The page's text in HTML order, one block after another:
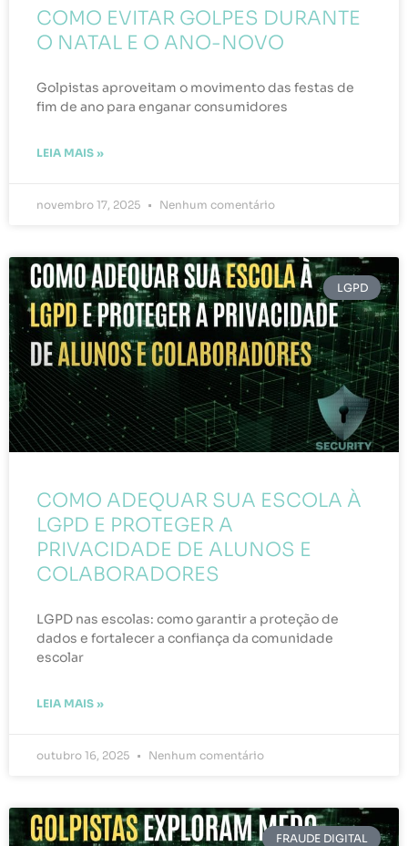
COMO EVITAR GOLPES DURANTE
O NATAL E O ANO-NOVO
Golpistas aproveitam o movimento das festas de
fim de ano para enganar consumidores
LEIA MAIS »
novembro 17, 2025 Nenhum comentário
LGPD
COMO ADEQUAR SUA ESCOLA À
LGPD E PROTEGER A
PRIVACIDADE DE ALUNOS E
COLABORADORES
LGPD nas escolas: como garantir a proteção de
dados e fortalecer a confiança da comunidade
escolar
LEIA MAIS »
outubro 16, 2025 Nenhum comentário
FRAUDE DIGITAL